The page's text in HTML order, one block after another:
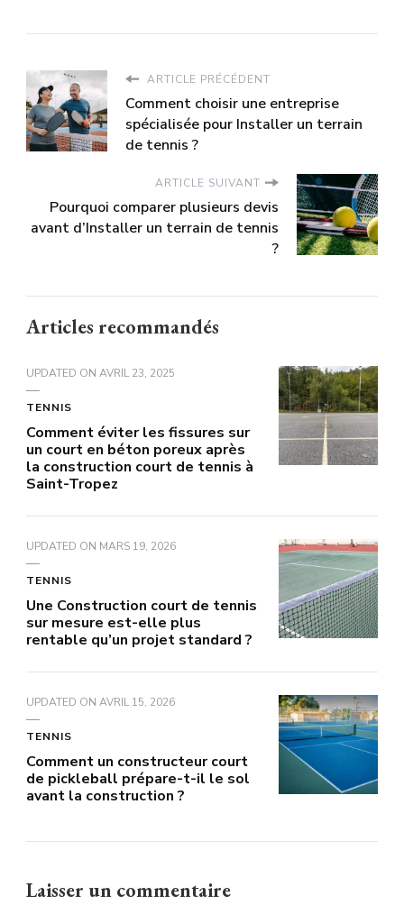
ARTICLE PRÉCÉDENT
Comment choisir une entreprise
spécialisée pour Installer un terrain
de tennis ?
ARTICLE SUIVANT
Pourquoi comparer plusieurs devis
avant d’Installer un terrain de tennis
?
Articles recommandés
UPDATED ON AVRIL 23, 2025
TENNIS
Comment éviter les fissures sur
un court en béton poreux après
la construction court de tennis à
Saint-Tropez
UPDATED ON MARS 19, 2026
TENNIS
Une Construction court de tennis
sur mesure est-elle plus
rentable qu’un projet standard ?
UPDATED ON AVRIL 15, 2026
TENNIS
Comment un constructeur court
de pickleball prépare-t-il le sol
avant la construction ?
Laisser un commentaire